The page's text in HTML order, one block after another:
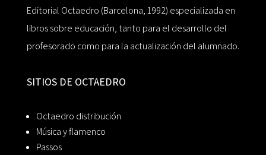
Editorial Octaedro (Barcelona, 1992) especializada en
libros sobre educación, tanto para el desarrollo del
profesorado como para la actualización del alumnado.
SITIOS DE OCTAEDRO
Octaedro distribución
Música y flamenco
Passos